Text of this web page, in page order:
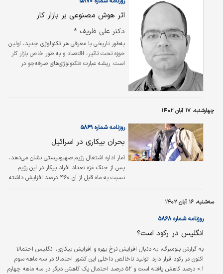
اثر هوش مصنوعی بر بازار کار
دکتر علی ظریف *
به‌طور تاریخی با معرفی هر تکنولوژی جدید، اولین
حوزه تحت تاثیر، اقتصاد و به طور خاص بازار کار
است. ریشه عبارت «تکنولوژی‌‌‌های صرفه‌‌‌جو در
رخ داد.
چهارشنبه، ۱۷ آبان ۱۴۰۲
روزنامه شماره ۵۸۶۹
بحران بیکاری در اسرائیل
آمار اداره اشتغال رژیم صهیونیستی نشان می‌دهد،
پس از جنگ غزه تعداد افراد بیکار در این رژیم
نسبت به ماه قبل از آن ۴۶۰ درصد افزایش داشته
سه‌شنبه، ۱۶ آبان ۱۴۰۲
روزنامه شماره ۵۸۶۸
انگلیس در رکود است؟
به گزارش بلومبرگ، به دنبال افزایش نرخ بهره و افزایش بیکاری، انگلیس احتمالا
اکنون در رکود قرار دارد. تولید ناخالص داخلی این کشور احتمالا در سه ماهه سوم
۰.۱ درصد کاهش یافته است و ۵۲ درصد احتمال یک کاهش دیگر در سه ماهه چهارم